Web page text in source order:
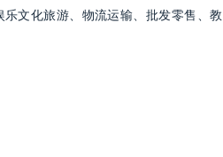
文化旅游、物流运输、批发零售、教